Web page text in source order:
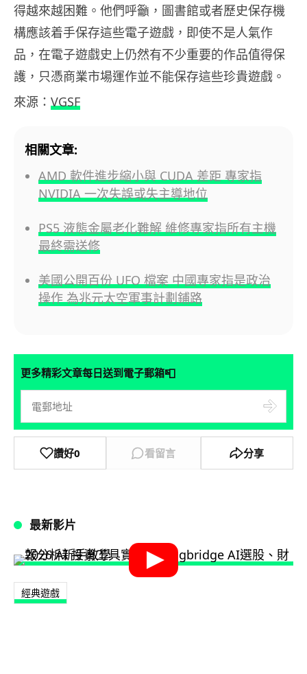
得越來越困難。他們呼籲，圖書館或者歷史保存機
構應該着手保存這些電子遊戲，即使不是人氣作
品，在電子遊戲史上仍然有不少重要的作品值得保
護，只憑商業市場運作並不能保存這些珍貴遊戲。
來源： VGSF
相關文章:
AMD 軟件進步縮小與 CUDA 差距 專家指
NVIDIA 一次失誤或失主導地位
PS5 液態金屬老化難解 維修專家指所有主機
最終需送修
美國公開百份 UFO 檔案 中國專家指是政治
操作 為兆元太空軍事計劃鋪路
更多精彩文章每日送到電子郵箱📮
讚好0 看留言 分享
最新影片
經典遊戲